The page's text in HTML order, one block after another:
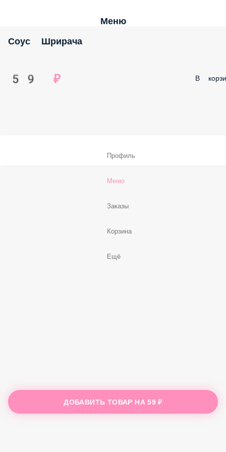
Меню
Соус Шрирача
59 ₽ В
ДОБАВИТЬ ТОВАР НА59 ₽
Профиль
Меню
Заказы
Корзина
Ещё